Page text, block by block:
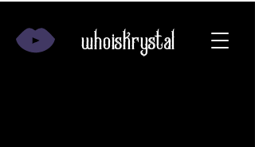
Whoiskrystal